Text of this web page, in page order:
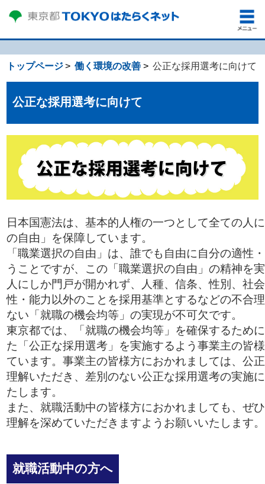
トップページ 働く環境の改善 公正な採用選考に向けて
公正な採用選考に向けて
日本国憲法は、基本的人権の一つとして全ての人
の自由」を保障しています。
「職業選択の自由」は、誰でも自由に自分の適性
うことですが、この「職業選択の自由」の精神を
人にしか門戸が開かれず、人種、信条、性別、社
性・能力以外のことを採用基準とするなどの不合
ない「就職の機会均等」の実現が不可欠です。
東京都では、「就職の機会均等」を確保するため
た「公正な採用選考」を実施するよう事業主の皆
ています。事業主の皆様方におかれましては、公
理解いただき、差別のない公正な採用選考の実施
たします。
また、就職活動中の皆様方におかれましても、ぜ
理解を深めていただきますようお願いいたします。
就職活動中の方へ